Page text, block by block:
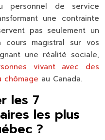
personnel de service
une contrainte
pas seulement un
magistral sur vos
une réalité sociale,
vivant avec des
chômage au Canada.
les 7
les plus
?